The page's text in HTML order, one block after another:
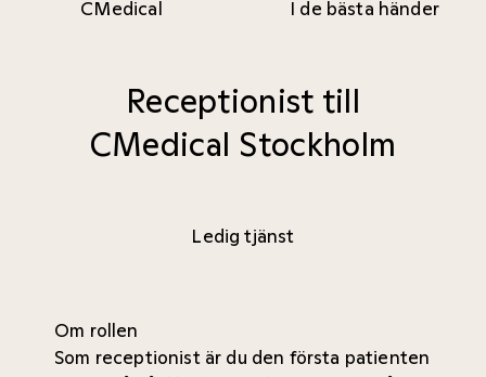
CMedical I de bästa händer
Receptionist till
CMedical Stockholm
Ledig tjänst
Om rollen
Som receptionist är du den första patienten